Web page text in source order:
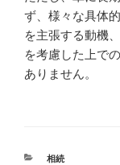
ず、様々な具体
を主張する動機
を考慮した上で
ありません。
カ
相続